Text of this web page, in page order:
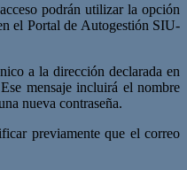
podrán utilizar la opción
el Portal de Autogestión SIU-
a la dirección declarada en
mensaje incluirá el nombre
nueva contraseña.
previamente que el correo